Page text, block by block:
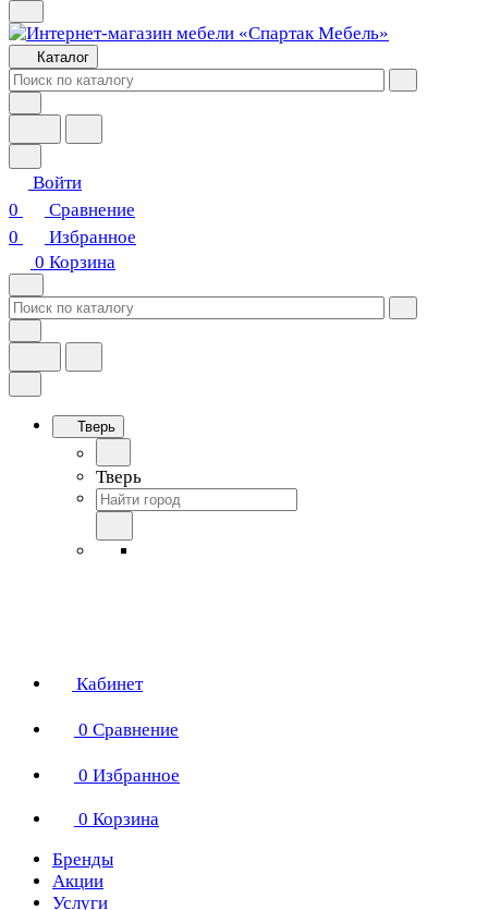
Каталог
Войти
0
Сравнение
0
Избранное
0 Корзина
Тверь
Тверь
Кабинет
0 Сравнение
0 Избранное
0 Корзина
Бренды
Акции
Услуги